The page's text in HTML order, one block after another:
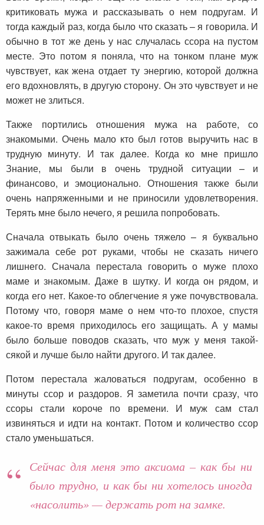
критиковать мужа и рассказывать о нем подругам. И
тогда каждый раз, когда было что сказать – я говорила. И
обычно в тот же день у нас случалась ссора на пустом
месте. Это потом я поняла, что на тонком плане муж
чувствует, как жена отдает ту энергию, которой должна
его вдохновлять, в другую сторону. Он это чувствует и не
может не злиться.
Также портились отношения мужа на работе, со
знакомыми. Очень мало кто был готов выручить нас в
трудную минуту. И так далее. Когда ко мне пришло
Знание, мы были в очень трудной ситуации – и
финансово, и эмоционально. Отношения также были
очень напряженными и не приносили удовлетворения.
Терять мне было нечего, я решила попробовать.
Сначала отвыкать было очень тяжело – я буквально
зажимала себе рот руками, чтобы не сказать ничего
лишнего. Сначала перестала говорить о муже плохо
маме и знакомым. Даже в шутку. И когда он рядом, и
когда его нет. Какое-то облегчение я уже почувствовала.
Потому что, говоря маме о нем что-то плохое, спустя
какое-то время приходилось его защищать. А у мамы
было больше поводов сказать, что муж у меня такой-
сякой и лучше было найти другого. И так далее.
Потом перестала жаловаться подругам, особенно в
минуты ссор и раздоров. Я заметила почти сразу, что
ссоры стали короче по времени. И муж сам стал
извиняться и идти на контакт. Потом и количество ссор
стало уменьшаться.
Сейчас для меня это аксиома – как бы ни
было трудно, и как бы ни хотелось иногда
«насолить» — держать рот на замке.